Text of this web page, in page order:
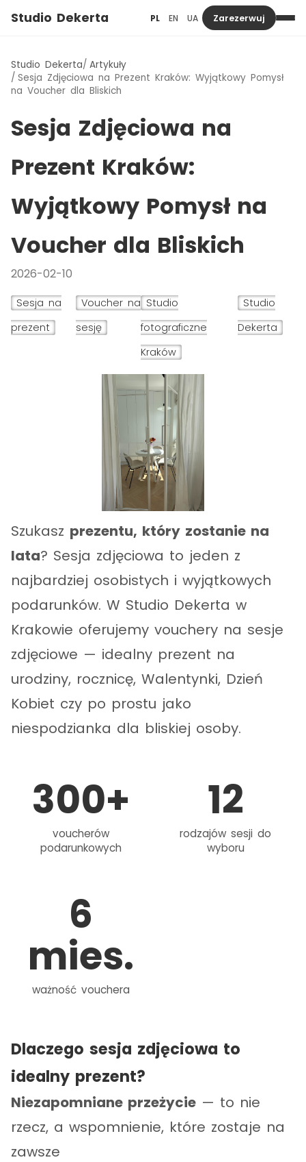
Studio Dekerta PL EN UA Zarezerwuj
Studio Dekerta Artykuły
Sesja Zdjęciowa na Prezent Kraków: Wyjątkowy Pomysł
na Voucher dla Bliskich
Sesja Zdjęciowa na
Prezent Kraków:
Wyjątkowy Pomysł na
Voucher dla Bliskich
2026-02-10
Sesja na
prezent
Voucher na
sesję
Studio
fotograficzne
Kraków
Studio
Dekerta
Szukasz prezentu, który zostanie na
lata? Sesja zdjęciowa to jeden z
najbardziej osobistych i wyjątkowych
podarunków. W Studio Dekerta w
Krakowie oferujemy vouchery na sesje
zdjęciowe — idealny prezent na
urodziny, rocznicę, Walentynki, Dzień
Kobiet czy po prostu jako
niespodzianka dla bliskiej osoby.
300+
voucherów
podarunkowych
12
rodzajów sesji do
wyboru
6
mies.
ważność vouchera
Dlaczego sesja zdjęciowa to
idealny prezent?
Niezapomniane przeżycie — to nie
rzecz, a wspomnienie, które zostaje na
zawsze